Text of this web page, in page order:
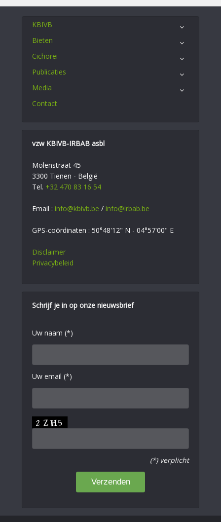
KBIVB
Bieten
Cichorei
Publicaties
Media
Contact
vzw KBIVB-IRBAB asbl
Molenstraat 45
3300 Tienen - België
Tel. +32 470 83 16 54
Email : info@kbivb.be / info@irbab.be
GPS-coördinaten : 50°48'12" N - 04°57'00" E
Disclaimer
Privacybeleid
Schrijf je in op onze nieuwsbrief
Uw naam (*)
Uw email (*)
(*) verplicht